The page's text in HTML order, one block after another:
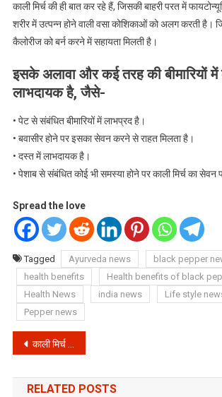
काली मिर्च की ही बात कर रहे हैं, जिसकी बाहरी परत में
शरीर में उत्पन्न होने वाली वसा कोशिकाओं को अलग करती है।
कैलोरीज को बर्न करने में सहायता मिलती है।
इसके अलावा और कई तरह की बीमारियों में
लाभदायक है, जैसे-
• पेट से संबंधित बीमारियों में लाभप्रद है।
• बवासीर होने पर इसका सेवन करने से राहत मिलता है।
• दस्त में लाभदायक है।
• पेशाब से संबंधित कोई भी समस्या होने पर काली मिर्च का सेवन
Spread the love
Tagged Ayurveda news
black pepper
health benefits
Health benefits of black
Health News
india news
Life style
Pepper news
Post
navigation
काली मिर्च की खेती ने इस किसान को ना सिर्फ किया मालामाल, बल्कि दिलाया पद्मश्री सम्मान
RELATED POSTS